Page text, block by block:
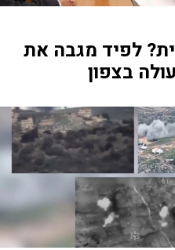
לפיד מגבה את
בצפון